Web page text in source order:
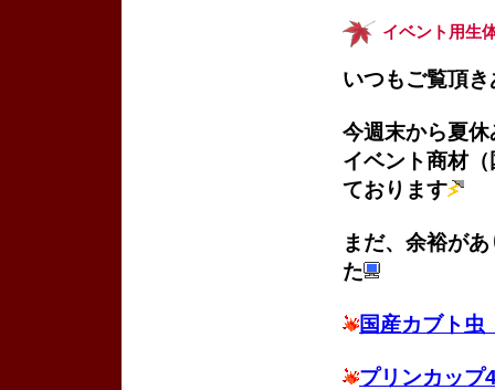
イベント用生
いつもご覧頂
今週末から夏
イベント商材
ております
まだ、余裕が
た
国産カブト
プリンカッ